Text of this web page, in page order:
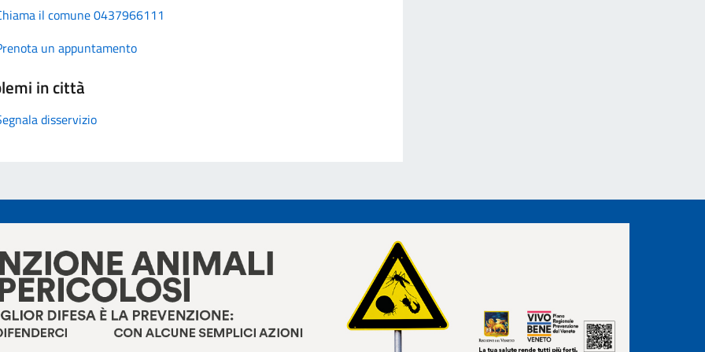
il comune 0437966111
un appuntamento
in città
disservizio